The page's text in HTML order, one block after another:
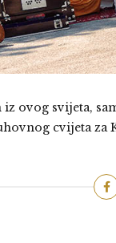
ovog svijeta,
cvijeta za